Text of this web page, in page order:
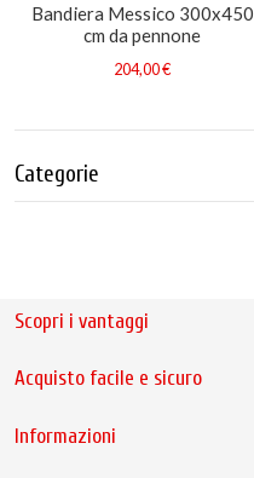
Bandiera Messico 300x450
cm da pennone
204,00 €
Categorie
Scopri i vantaggi
Acquisto facile e sicuro
Informazioni